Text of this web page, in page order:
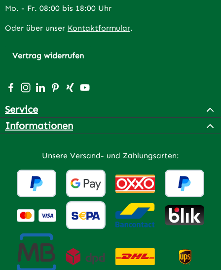
Mo. - Fr. 08:00 bis 18:00 Uhr
Oder über unser Kontaktformular.
Vertrag widerrufen
Besuche uns auf Facebook – öffnet in neuem Tab
Schau auf Instagram vorbei – öffnet in neuem Tab
Vernetze dich mit uns auf LinkedIn – öffnet in
Lass dich auf Pinterest inspirieren – öffnet
Vernetze dich mit uns auf Xing – öffnet
Sieh dir unsere Videos auf YouTube
Service
Informationen
Unsere Versand- und Zahlungsarten: